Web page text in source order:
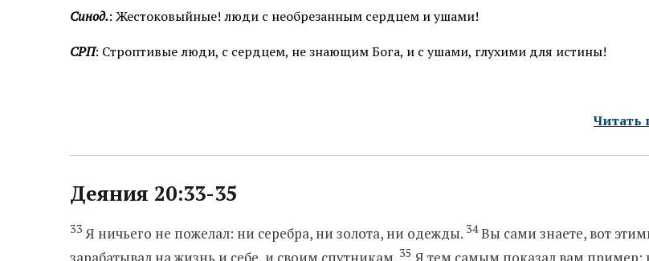
Синод.: Жестоковыйные! люди с необрезанным сердцем и ушами!
СРП: Строптивые люди, с сердцем, не знающим Бога, и с ушами, глухими для истины!
Читать
Деяния 20:33-35
33 Я ничьего не пожелал: ни серебра, ни золота, ни одежды. 34Вы сами знаете, вот
зарабатывал на жизнь и себе, и своим спутникам. 35 Я тем самым показал вам пример: